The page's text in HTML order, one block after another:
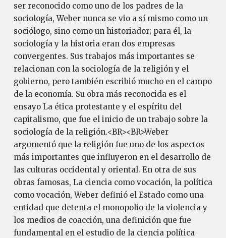
ser reconocido como uno de los padres de la
sociología, Weber nunca se vio a sí mismo como un
sociólogo, sino como un historiador; para él, la
sociología y la historia eran dos empresas
convergentes. Sus trabajos más importantes se
relacionan con la sociología de la religión y el
gobierno, pero también escribió mucho en el campo
de la economía. Su obra más reconocida es el
ensayo La ética protestante y el espíritu del
capitalismo, que fue el inicio de un trabajo sobre la
sociología de la religión.<BR><BR>Weber
argumentó que la religión fue uno de los aspectos
más importantes que influyeron en el desarrollo de
las culturas occidental y oriental. En otra de sus
obras famosas, La ciencia como vocación, la política
como vocación, Weber definió el Estado como una
entidad que detenta el monopolio de la violencia y
los medios de coacción, una definición que fue
fundamental en el estudio de la ciencia política